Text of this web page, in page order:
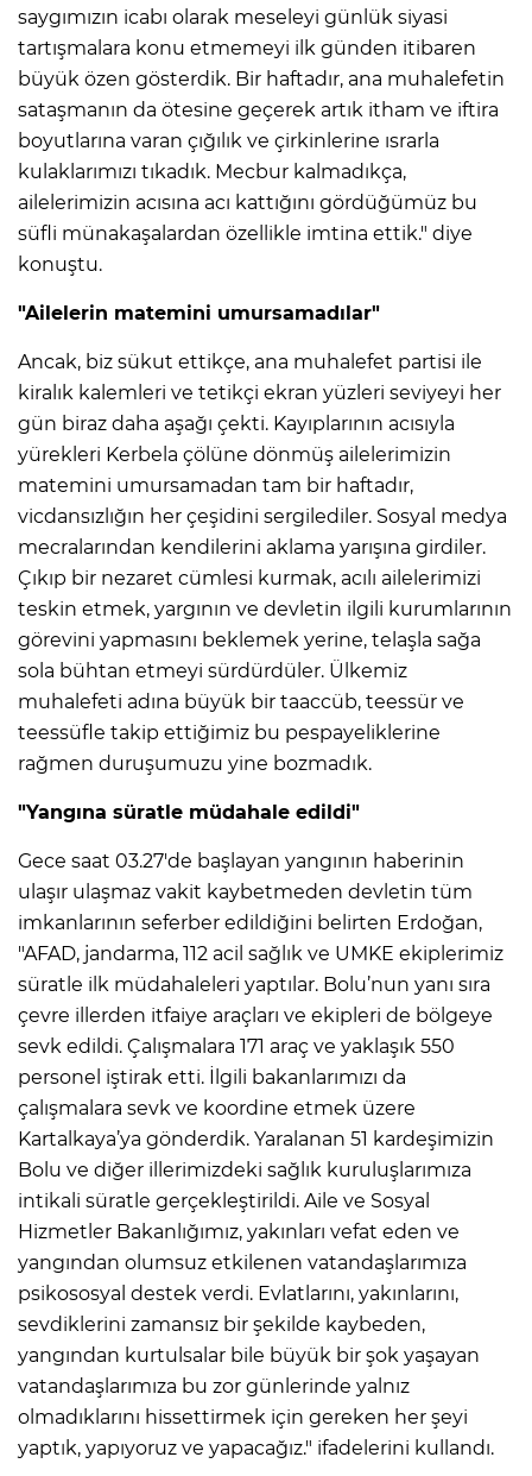
saygımızın icabı olarak meseleyi günlük siyasi
tartışmalara konu etmemeyi ilk günden itibaren
büyük özen gösterdik. Bir haftadır, ana muhalefetin
sataşmanın da ötesine geçerek artık itham ve iftira
boyutlarına varan çığılık ve çirkinlerine ısrarla
kulaklarımızı tıkadık. Mecbur kalmadıkça,
ailelerimizin acısına acı kattığını gördüğümüz bu
süfli münakaşalardan özellikle imtina ettik." diye
konuştu.
"Ailelerin matemini umursamadılar"
Ancak, biz sükut ettikçe, ana muhalefet partisi ile
kiralık kalemleri ve tetikçi ekran yüzleri seviyeyi her
gün biraz daha aşağı çekti. Kayıplarının acısıyla
yürekleri Kerbela çölüne dönmüş ailelerimizin
matemini umursamadan tam bir haftadır,
vicdansızlığın her çeşidini sergilediler. Sosyal medya
mecralarından kendilerini aklama yarışına girdiler.
Çıkıp bir nezaret cümlesi kurmak, acılı ailelerimizi
teskin etmek, yargının ve devletin ilgili kurumlarının
görevini yapmasını beklemek yerine, telaşla sağa
sola bühtan etmeyi sürdürdüler. Ülkemiz
muhalefeti adına büyük bir taaccüb, teessür ve
teessüfle takip ettiğimiz bu pespayeliklerine
rağmen duruşumuzu yine bozmadık.
"Yangına süratle müdahale edildi"
Gece saat 03.27'de başlayan yangının haberinin
ulaşır ulaşmaz vakit kaybetmeden devletin tüm
imkanlarının seferber edildiğini belirten Erdoğan,
"AFAD, jandarma, 112 acil sağlık ve UMKE ekiplerimiz
süratle ilk müdahaleleri yaptılar. Bolu’nun yanı sıra
çevre illerden itfaiye araçları ve ekipleri de bölgeye
sevk edildi. Çalışmalara 171 araç ve yaklaşık 550
personel iştirak etti. İlgili bakanlarımızı da
çalışmalara sevk ve koordine etmek üzere
Kartalkaya’ya gönderdik. Yaralanan 51 kardeşimizin
Bolu ve diğer illerimizdeki sağlık kuruluşlarımıza
intikali süratle gerçekleştirildi. Aile ve Sosyal
Hizmetler Bakanlığımız, yakınları vefat eden ve
yangından olumsuz etkilenen vatandaşlarımıza
psikososyal destek verdi. Evlatlarını, yakınlarını,
sevdiklerini zamansız bir şekilde kaybeden,
yangından kurtulsalar bile büyük bir şok yaşayan
vatandaşlarımıza bu zor günlerinde yalnız
olmadıklarını hissettirmek için gereken her şeyi
yaptık, yapıyoruz ve yapacağız." ifadelerini kullandı.